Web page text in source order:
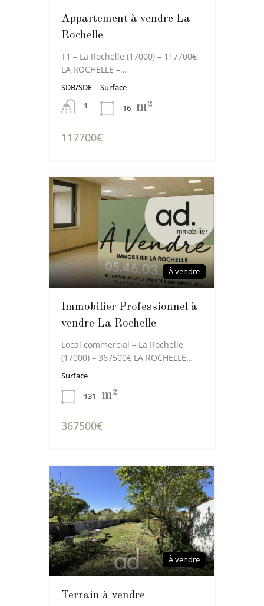
Appartement à vendre La
Rochelle
T1 – La Rochelle (17000) – 117700€
LA ROCHELLE –…
SDB/SDE
1
Surface
16 m²
117700€
À vendre
Immobilier Professionnel à
vendre La Rochelle
Local commercial – La Rochelle
(17000) – 367500€ LA ROCHELLE…
Surface
131
m²
367500€
À vendre
Terrain à vendre